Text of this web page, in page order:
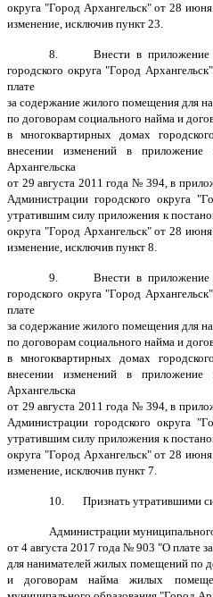
округа "Город Архангельск" от 28
изменение, исключив пункт 23.
8. Внести в приложение к
городского округа "Город
плате
за содержание жилого помещения для
по договорам социального найма и
в многоквартирных домах
внесении изменений в
Архангельска
от 29 августа 2011 года № 394, в
Администрации городского округа
утратившим силу приложения к
округа "Город Архангельск" от 28
изменение, исключив пункт 8.
9. Внести в приложение к
городского округа "Город
плате
за содержание жилого помещения для
по договорам социального найма и
в многоквартирных домах
внесении изменений в
Архангельска
от 29 августа 2011 года № 394, в
Администрации городского округа
утратившим силу приложения к
округа "Город Архангельск" от 28
изменение, исключив пункт 7.
10. Признать утратившими
Администрации
от 4 августа 2017 года № 903 "О плате
для нанимателей жилых помещений по
и договорам найма жилых